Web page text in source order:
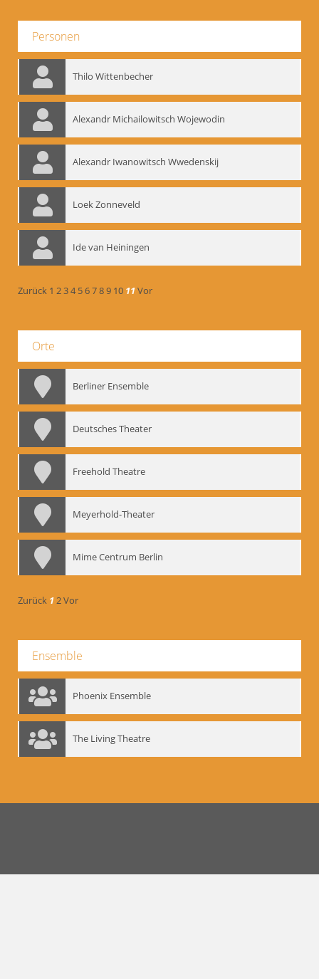
Personen
Thilo Wittenbecher
Alexandr Michailowitsch Wojewodin
Alexandr Iwanowitsch Wwedenskij
Loek Zonneveld
Ide van Heiningen
Zurück 1 234 56789 10 11Vor
Orte
Berliner Ensemble
Deutsches Theater
Freehold Theatre
Meyerhold-Theater
Mime Centrum Berlin
Zurück 12Vor
Ensemble
Phoenix Ensemble
The Living Theatre